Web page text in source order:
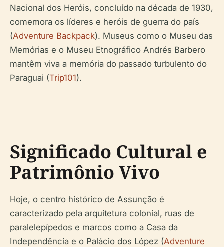
Nacional dos Heróis, concluído na década de 1930,
comemora os líderes e heróis de guerra do país
(Adventure Backpack). Museus como o Museu das
Memórias e o Museu Etnográfico Andrés Barbero
mantêm viva a memória do passado turbulento do
Paraguai (Trip101).
Significado Cultural e
Patrimônio Vivo
Hoje, o centro histórico de Assunção é
caracterizado pela arquitetura colonial, ruas de
paralelepípedos e marcos como a Casa da
Independência e o Palácio dos López (Adventure